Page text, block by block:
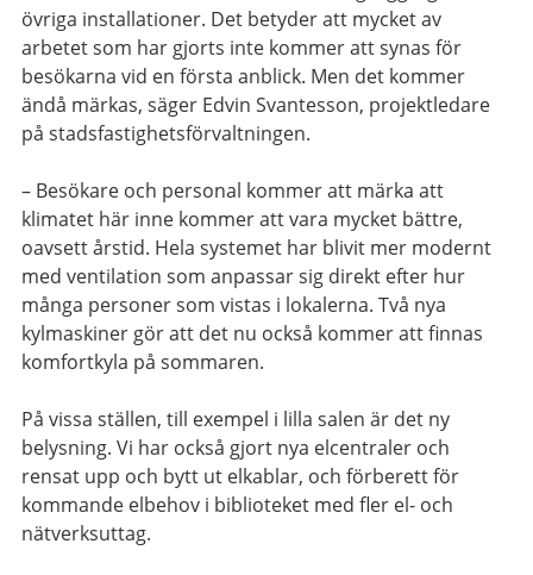
övriga installationer. Det betyder att mycket av
arbetet som har gjorts inte kommer att synas för
besökarna vid en första anblick. Men det kommer
ändå märkas, säger Edvin Svantesson, projektledare
på stadsfastighetsförvaltningen.
– Besökare och personal kommer att märka att
klimatet här inne kommer att vara mycket bättre,
oavsett årstid. Hela systemet har blivit mer modernt
med ventilation som anpassar sig direkt efter hur
många personer som vistas i lokalerna. Två nya
kylmaskiner gör att det nu också kommer att finnas
komfortkyla på sommaren.
På vissa ställen, till exempel i lilla salen är det ny
belysning. Vi har också gjort nya elcentraler och
rensat upp och bytt ut elkablar, och förberett för
kommande elbehov i biblioteket med fler el- och
nätverksuttag.